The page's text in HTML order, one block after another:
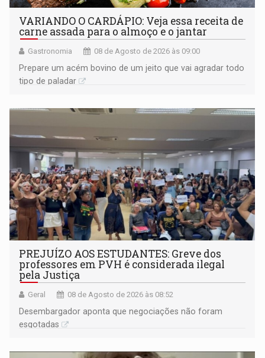
VARIANDO O CARDÁPIO: Veja essa receita de
carne assada para o almoço e o jantar
Gastronomia 08 de Agosto de 2026 às 09:00
Prepare um acém bovino de um jeito que vai agradar todo
tipo de paladar
PREJUÍZO AOS ESTUDANTES: Greve dos
professores em PVH é considerada ilegal
pela Justiça
Geral 08 de Agosto de 2026 às 08:52
Desembargador aponta que negociações não foram
esgotadas